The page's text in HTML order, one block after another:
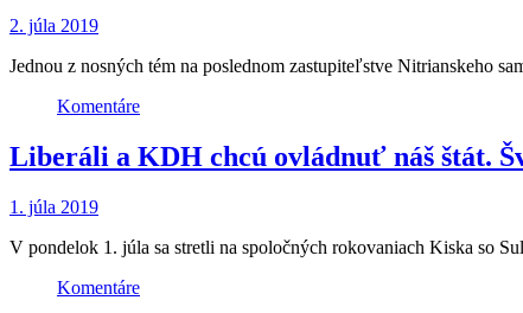
2. júla 2019
Jednou z nosných tém na poslednom zastupiteľstve Nitrianskeho
Komentáre
Liberáli a KDH chcú ovládnuť náš štát.
1. júla 2019
V pondelok 1. júla sa stretli na spoločných rokovaniach Kiska so
Komentáre